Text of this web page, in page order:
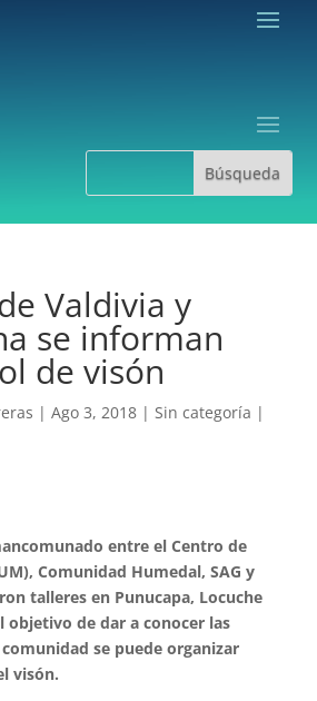
Valdivia y
se informan
de visón
| Ago 3, 2018| Sin categoría |
entre el Centro de
Comunidad Humedal, SAG y
talleres en Punucapa, Locuche
objetivo de dar a conocer las
se puede organizar
visón.